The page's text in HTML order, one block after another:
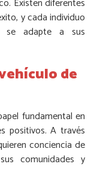
Existen diferentes
y cada individuo
se adapte a sus
de
fundamental en
positivos. A través
conciencia de
comunidades y